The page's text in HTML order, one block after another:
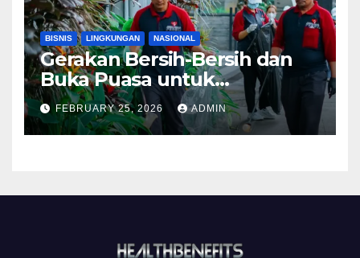
BISNIS LINGKUNGAN NASIONAL
Gerakan Bersih-Bersih dan
Buka Puasa untuk
Lingkungan ASRI
FEBRUARY 25, 2026 ADMIN